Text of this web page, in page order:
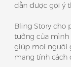
dẫn được gợi ý
Bling Story cho
tưởng của mình
giúp mọi người
mang tính cách